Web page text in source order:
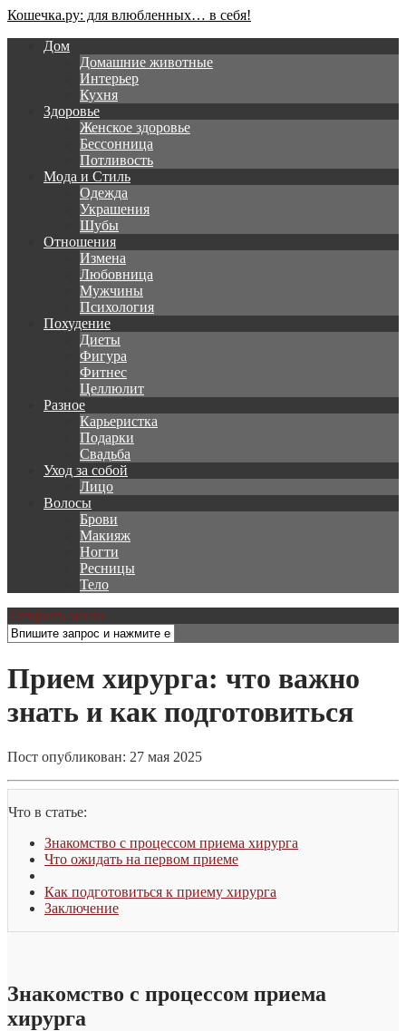
Кошечка.ру: для влюбленных… в себя!
Дом
Домашние животные
Интерьер
Кухня
Здоровье
Женское здоровье
Бессонница
Потливость
Мода и Стиль
Одежда
Украшения
Шубы
Отношения
Измена
Любовница
Мужчины
Психология
Похудение
Диеты
Фигура
Фитнес
Целлюлит
Разное
Карьеристка
Подарки
Свадьба
Уход за собой
Лицо
Волосы
Брови
Макияж
Ногти
Ресницы
Тело
Открыть меню
Прием хирурга: что важно
знать и как подготовиться
Пост опубликован: 27 мая 2025
Что в статье:
Знакомство с процессом приема хирурга
Что ожидать на первом приеме
Как подготовиться к приему хирурга
Заключение
Знакомство с процессом приема
хирурга